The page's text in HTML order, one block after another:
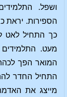
ושפל.
הספירות. יראת
כך התחיל לאט
מעט.
המואר הפך לכהה
התחיל החדר
מייצג את